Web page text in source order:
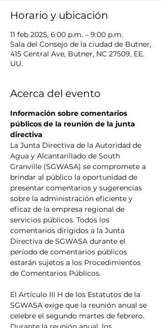
Horario y ubicación
11 feb 2025, 6:00 p.m. – 9:00 p.m.
Sala del Consejo de la ciudad de Butner,
415 Central Ave, Butner, NC 27509, EE.
UU.
Acerca del evento
Información sobre comentarios
públicos de la reunión de la junta
directiva
La Junta Directiva de la Autoridad de
Agua y Alcantarillado de South
Granville (SGWASA) se compromete a
brindar al público la oportunidad de
presentar comentarios y sugerencias
sobre la administración eficiente y
eficaz de la empresa regional de
servicios públicos. Todos los
comentarios dirigidos a la Junta
Directiva de SGWASA durante el
período de comentarios públicos
estarán sujetos a los Procedimientos
de Comentarios Públicos.
El Artículo III H de los Estatutos de la
SGWASA exige que la reunión anual se
celebre el segundo martes de febrero.